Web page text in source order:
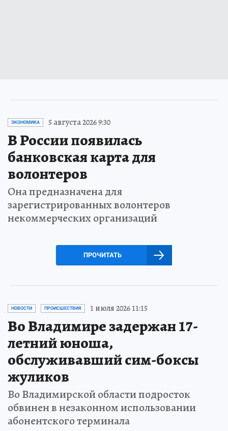
ЭКОНОМИКА 5 августа 2026 9:30
В России появилась
банковская карта для
волонтеров
Она предназначена для
зарегистрированных волонтеров
некоммерческих организаций
ПРОЧИТАТЬ
НОВОСТИ ПРОИСШЕСТВИЯ 1 июля 2026 11:15
Во Владимире задержан 17-
летний юноша,
обслуживавший сим-боксы
жуликов
Во Владимирской области подросток
обвинен в незаконном использовании
абонентского терминала